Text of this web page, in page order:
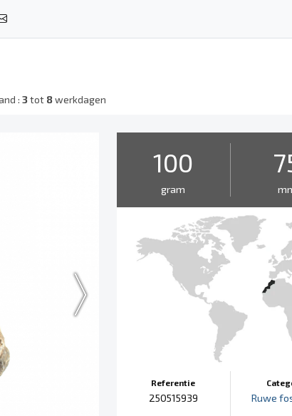
: 3tot 8werkdagen
100
gram
Referentie
250515939 Ruwe